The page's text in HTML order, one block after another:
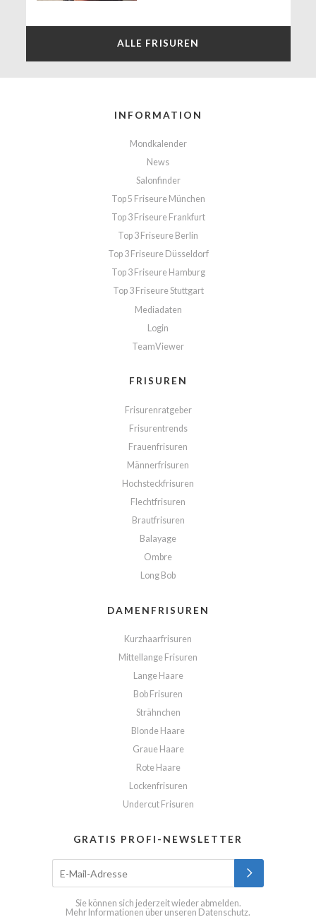
ALLE FRISUREN
INFORMATION
Mondkalender
News
Salonfinder
Top 5 Friseure München
Top 3 Friseure Frankfurt
Top 3 Friseure Berlin
Top 3 Friseure Düsseldorf
Top 3 Friseure Hamburg
Top 3 Friseure Stuttgart
Mediadaten
Login
TeamViewer
FRISUREN
Frisurenratgeber
Frisurentrends
Frauenfrisuren
Männerfrisuren
Hochsteckfrisuren
Flechtfrisuren
Brautfrisuren
Balayage
Ombre
Long Bob
DAMENFRISUREN
Kurzhaarfrisuren
Mittellange Frisuren
Lange Haare
Bob Frisuren
Strähnchen
Blonde Haare
Graue Haare
Rote Haare
Lockenfrisuren
Undercut Frisuren
GRATIS PROFI-NEWSLETTER
Sie können sich jederzeit wieder abmelden.
Mehr Informationen über unseren Datenschutz.